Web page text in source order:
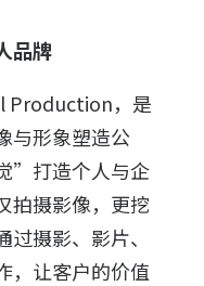
品牌
Production，是
与形象塑造公
”打造个人与企
拍摄影像，更挖
摄影、影片、
，让客户的价值